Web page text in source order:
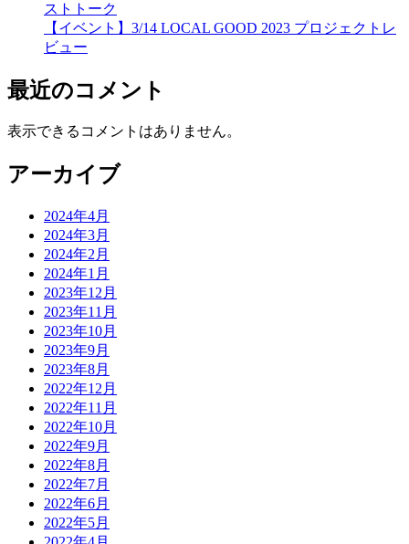
ストトーク
【イベント】3/14 LOCAL GOOD 2023 プロジェクトレ
ビュー
最近のコメント
表示できるコメントはありません。
アーカイブ
2024年4月
2024年3月
2024年2月
2024年1月
2023年12月
2023年11月
2023年10月
2023年9月
2023年8月
2022年12月
2022年11月
2022年10月
2022年9月
2022年8月
2022年7月
2022年6月
2022年5月